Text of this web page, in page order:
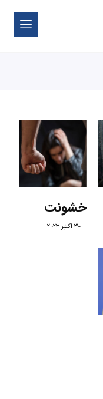
خشونت
۳۰ اکتبر ۲۰۲۳